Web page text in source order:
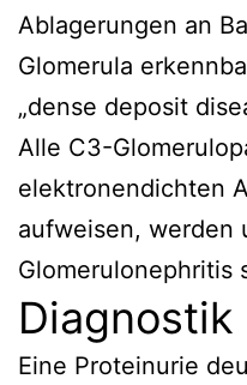
Ablagerungen an
Glomerula
„dense deposit
Alle C3-
elektronendichten
aufweisen, werden
Glomerulonephritis
Diagnostik
Eine Proteinurie